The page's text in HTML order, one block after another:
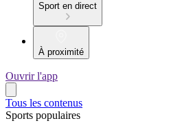
Sport en direct
À proximité
Ouvrir l'app
Tous les contenus
Sports populaires